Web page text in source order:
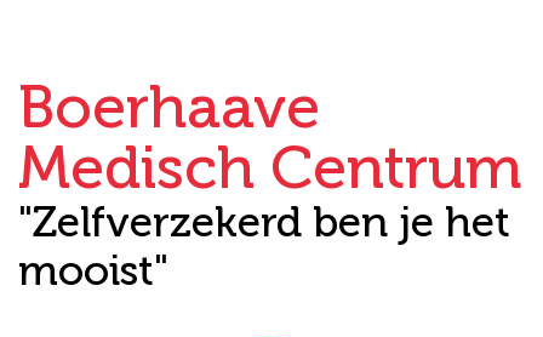
Boerhaave
Medisch Centrum
"Zelfverzekerd ben je het
mooist"